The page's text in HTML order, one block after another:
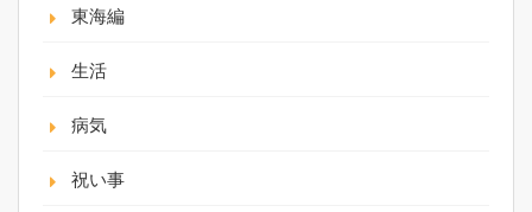
東海編
生活
病気
祝い事